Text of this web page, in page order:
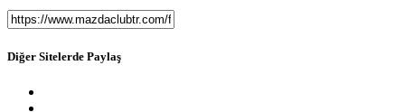
Diğer Sitelerde Paylaş